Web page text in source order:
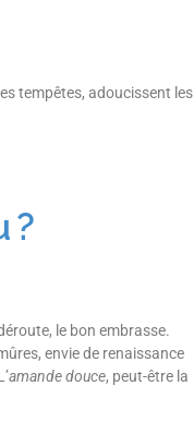
tempêtes, adoucissent les
?
le bon embrasse.
envie de renaissance
amande douce, peut-être la